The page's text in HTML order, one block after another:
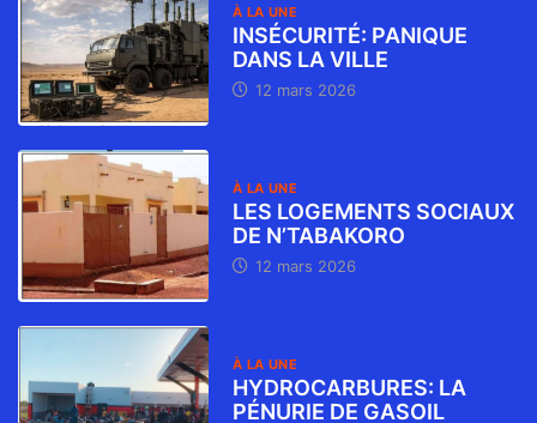
À LA UNE
INSÉCURITÉ: PANIQUE
DANS LA VILLE
12 mars 2026
À LA UNE
LES LOGEMENTS SOCIAUX
DE N’TABAKORO
12 mars 2026
À LA UNE
HYDROCARBURES: LA
PÉNURIE DE GASOIL